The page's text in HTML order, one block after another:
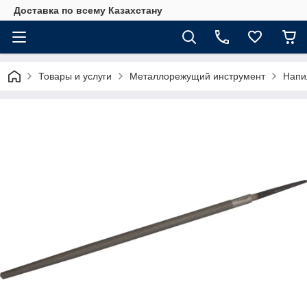
Доставка по всему Казахстану
Товары и услуги Металлорежущий инструмент